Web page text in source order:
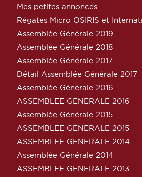
Mes petites annonces
Régates Micro OSIRIS et
Assemblée Générale 2019
Assemblée Générale 2018
Assemblée Générale 2017
Détail Assemblée Générale 2017
Assemblée Générale 2016
ASSEMBLEE GENERALE 2016
Assemblée Générale 2015
ASSEMBLEE GENERALE 2015
ASSEMBLEE GENERALE 2014
Assemblée Générale 2014
ASSEMBLEE GENERALE 2013